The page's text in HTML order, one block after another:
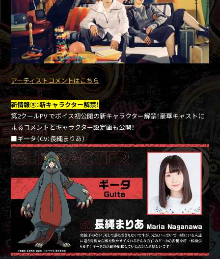
アーティストコメントはこちら
新情報③：新キャラクター解禁！
第2クールPV でボイス初公開の新キャラクター解禁！豪華キャストに
よるコメントとキャラクター設定画も公開！
■ギータ（CV：長縄まりあ）